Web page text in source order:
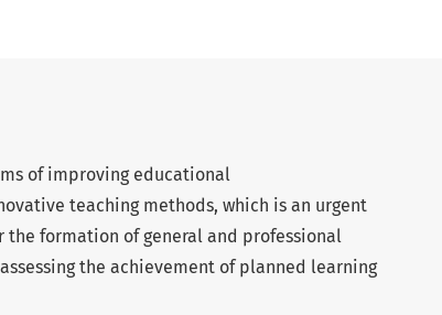
of improving educational
teaching methods, which is an urgent
formation of general and professional
the achievement of planned learning